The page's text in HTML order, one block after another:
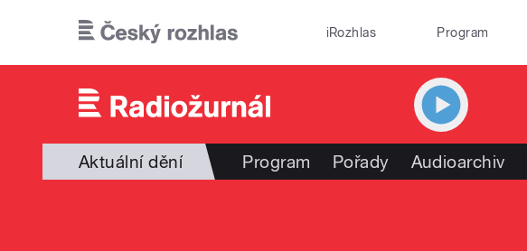
iRozhlas Program
Aktuální dění Program Pořady Audioarchiv